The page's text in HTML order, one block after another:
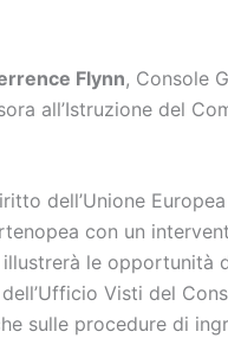
Flynn, Console
all’Istruzione del
dell’Unione
con un
le
Visti del
sulle procedure di